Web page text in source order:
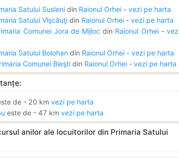
Satului Susleni din Raionul Orhei - vezi pe harta
Satului Vîşcăuţi din Raionul Orhei - vezi pe harta
Comunei Jora de Mijloc din Raionul Orhei-
Satului Bolohan din Raionul Orhei - vezi pe harta
Comunei Bieşti din Raionul Orhei - vezi pe harta
de - 20 km vezi pe harta
este de - 47 km vezi pe harta
anilor ale locuitorilor din Primaria Satului